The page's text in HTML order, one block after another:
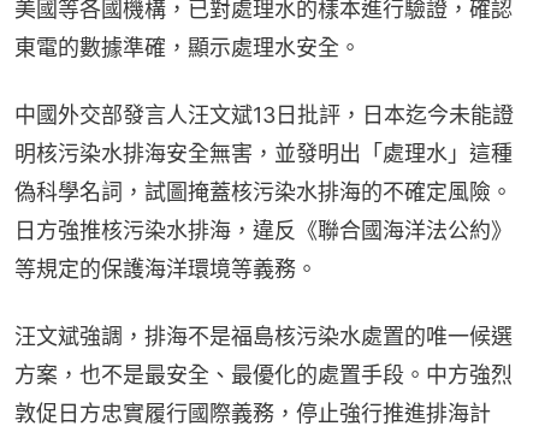
美國等各國機構，已對處理水的樣本進行驗證，確認
東電的數據準確，顯示處理水安全。
中國外交部發言人汪文斌13日批評，日本迄今未能證
明核污染水排海安全無害，並發明出「處理水」這種
偽科學名詞，試圖掩蓋核污染水排海的不確定風險。
日方強推核污染水排海，違反《聯合國海洋法公約》
等規定的保護海洋環境等義務。
汪文斌強調，排海不是福島核污染水處置的唯一候選
方案，也不是最安全、最優化的處置手段。中方強烈
敦促日方忠實履行國際義務，停止強行推進排海計